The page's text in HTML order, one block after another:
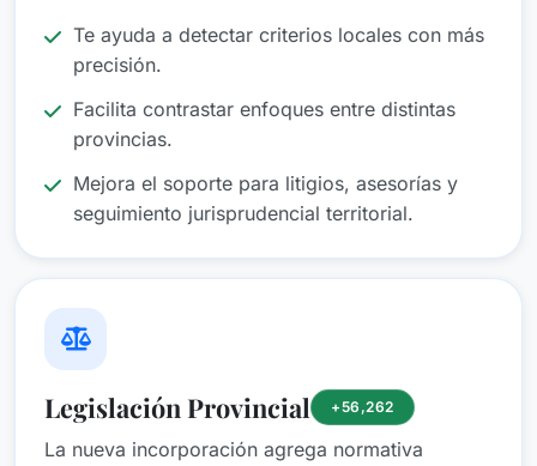
Te ayuda a detectar criterios locales con más
precisión.
Facilita contrastar enfoques entre distintas
provincias.
Mejora el soporte para litigios, asesorías y
seguimiento jurisprudencial territorial.
Legislación Provincial +56,262
La nueva incorporación agrega normativa